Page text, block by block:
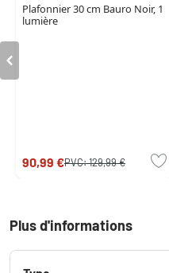
Plafonnier 30 cm Bauro Noir, 1
lumière
90,99 €PVC:129,99 €
Plus d'informations